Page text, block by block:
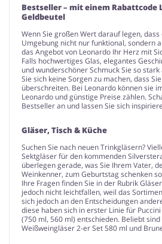
Bestseller – mit einem Rabattcode
Geldbeutel
Wenn Sie großen Wert darauf legen,
Umgebung nicht nur funktional, sondern
das Angebot von Leonardo Ihr Herz mit
Falls hochwertiges Glas, elegantes
und wunderschöner Schmuck Sie so
Sie sich keine Sorgen zu machen, dass
überschreiten. Bei Leonardo können sie
Leonardo und günstige Preise zählen.
Bestseller an und lassen Sie sich
Gläser, Tisch & Küche
Suchen Sie nach neuen Trinkgläsern?
Sektgläser für den kommenden
überlegen gerade, was Sie Ihrem Vater,
Weinkenner, zum Geburtstag schenken
Ihre Fragen finden Sie in der Rubrik
jedoch nicht leichtfallen, weil das
sich jedoch an den Entscheidungen
diese haben sich in erster Linie für
(750 ml, 560 ml) entschieden. Beliebt
Weißweingläser 2-er Set 580 ml und